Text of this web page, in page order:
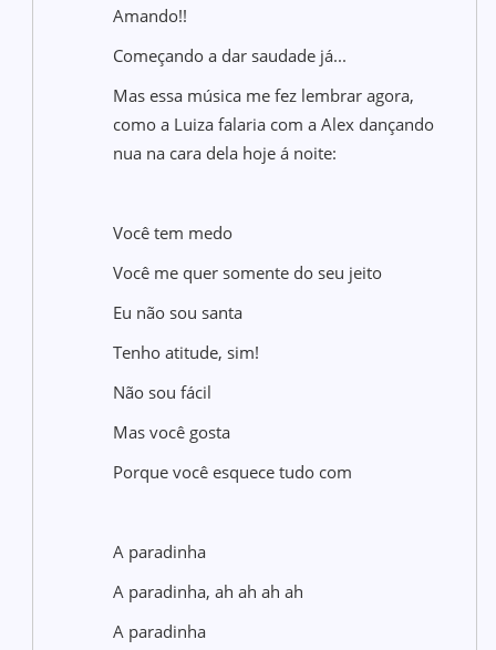
Amando!!
Começando a dar saudade já...
Mas essa música me fez lembrar agora,
como a Luiza falaria com a Alex dançando
nua na cara dela hoje á noite:
Você tem medo
Você me quer somente do seu jeito
Eu não sou santa
Tenho atitude, sim!
Não sou fácil
Mas você gosta
Porque você esquece tudo com
A paradinha
A paradinha, ah ah ah ah
A paradinha